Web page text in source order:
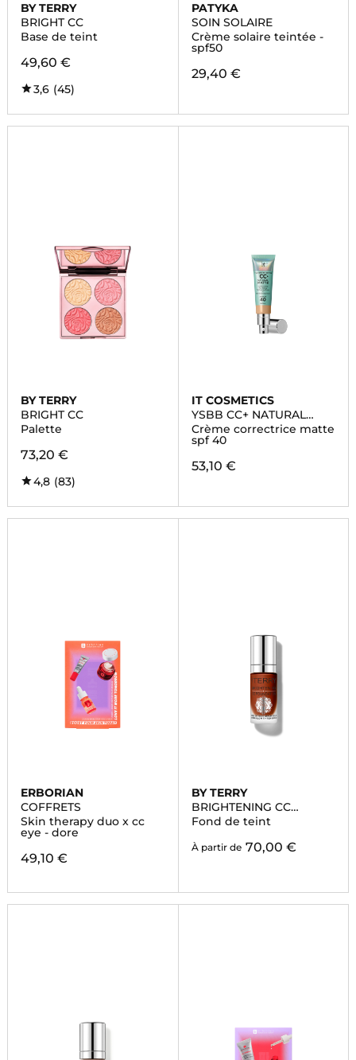
BY TERRY
BRIGHT CC
Base de teint
49,60 €
3,6 (45)
PATYKA
SOIN SOLAIRE
Crème solaire teintée -
spf50
29,40 €
BY TERRY
BRIGHT CC
Palette
73,20 €
4,8 (83)
IT COSMETICS
YSBB CC+ NATURAL
MATTE
Crème correctrice matte
spf 40
53,10 €
ERBORIAN
COFFRETS
Skin therapy duo x cc
eye - dore
49,10 €
BY TERRY
BRIGHTENING CC
FOUNDATION
Fond de teint
À partir de 70,00 €